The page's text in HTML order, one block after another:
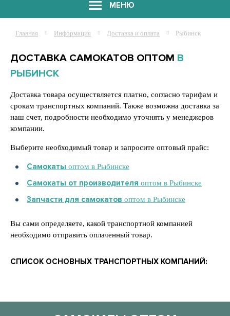
МЕНЮ
Главная Информация Доставка и оплата Рыбинск
ДОСТАВКА САМОКАТОВ ОПТОМ В
РЫБИНСК
Доставка товара осуществляется платно, согласно тарифам и
срокам транспортных компаний. Также возможна доставка за
наш счет, подробности необходимо уточнять у менеджеров
компании.
Выберите необходимый товар и запросите оптовый прайс:
Самокаты оптом в Рыбинске
Самокаты от производителя оптом в Рыбинске
Запчасти для самокатов оптом в Рыбинске
Вы сами определяете, какой транспортной компанией
необходимо отправить оплаченный товар.
СПИСОК ОСНОВНЫХ ТРАНСПОРТНЫХ КОМПАНИЙ: